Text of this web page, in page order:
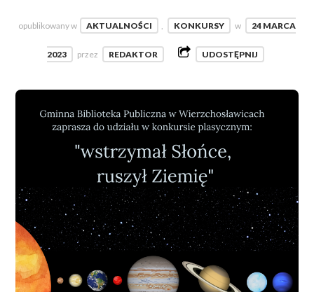
opublikowany w AKTUALNOŚCI , KONKURSY w 24 MARCA
2023 przez REDAKTOR UDOSTĘPNIJ